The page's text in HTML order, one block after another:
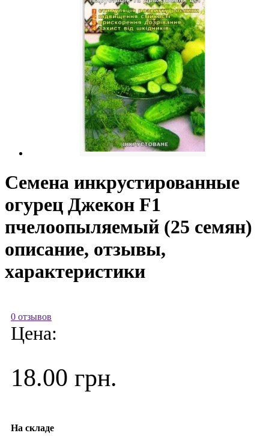
Семена инкрустированные
огурец Джекон F1
пчелоопыляемый (25 семян)
описание, отзывы,
характеристики
0 отзывов
Цена:
18.00 грн.
На складе